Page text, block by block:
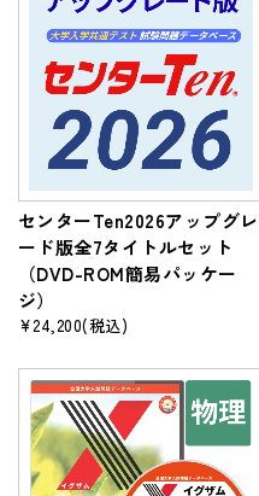
センターTen2026アップグレ
ード版全7タイトルセット
（DVD-ROM簡易パッケー
ジ）
¥24,200(税込)